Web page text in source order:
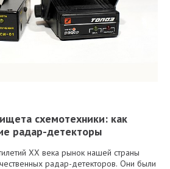
схемотехники: как
радар-детекторы
XX века рынок нашей страны
радар-детекторов. Они были